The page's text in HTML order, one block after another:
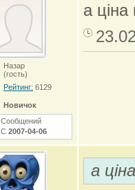
Назар
(гость)
Рейтинг: 6129
Новичок
Сообщений
С 2007-04-06
а ціна
а